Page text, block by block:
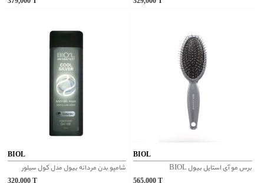
BIOL
شامپو بدن مردانه بیول مدل کول سیلور
320,000
BIOL
برس مو آی استایل بیول BIOL
565,000